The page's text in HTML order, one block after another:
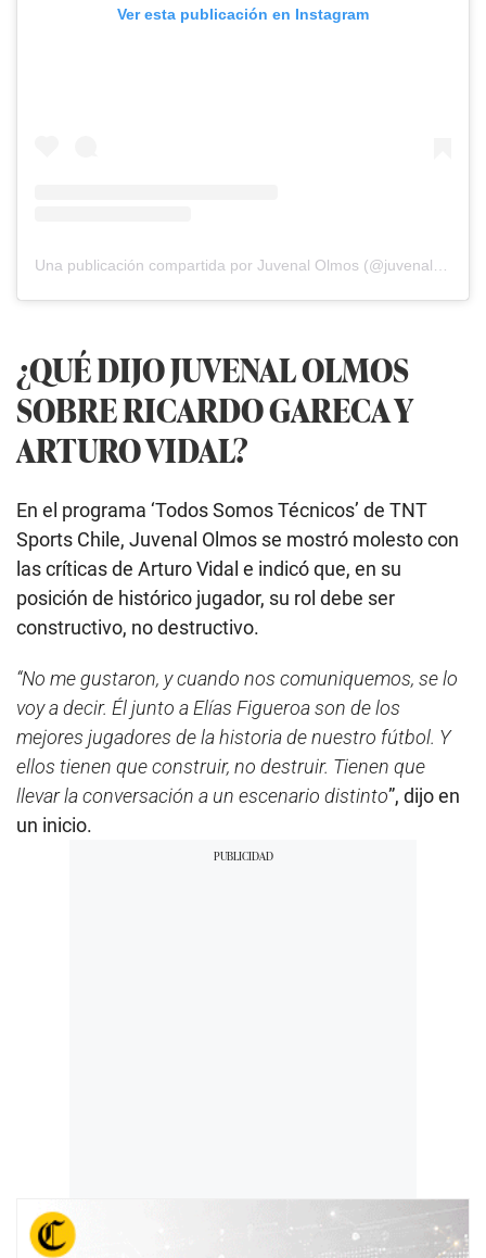
Ver esta publicación en Instagram
¿QUÉ DIJO JUVENAL OLMOS
SOBRE RICARDO GARECA Y
ARTURO VIDAL?
En el programa ‘Todos Somos Técnicos’ de TNT
Sports Chile, Juvenal Olmos se mostró molesto con
las críticas de Arturo Vidal e indicó que, en su
posición de histórico jugador, su rol debe ser
constructivo, no destructivo.
“No me gustaron, y cuando nos comuniquemos, se lo
voy a decir. Él junto a Elías Figueroa son de los
mejores jugadores de la historia de nuestro fútbol. Y
ellos tienen que construir, no destruir. Tienen que
llevar la conversación a un escenario distinto”, dijo en
un inicio.